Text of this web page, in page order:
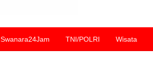
Swanara24Jam TNI/POLRI Wisata